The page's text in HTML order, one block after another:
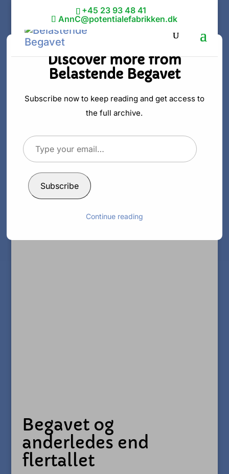
+45 23 93 48 41
AnnC@potentialefabrikken.dk
Belastende
begavet og
belastende
ensom
af Ann C. Schødt 30. okt 2020
Begavet og
anderledes end
flertallet
Discover more from
Belastende Begavet
Subscribe now to keep reading and get access to
the full archive.
Type
your
email…
Subscribe
Continue reading